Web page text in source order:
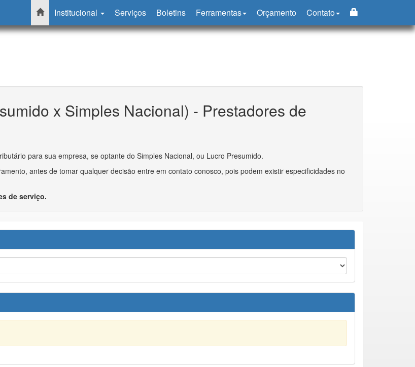
Institucional Serviços Boletins Ferramentas Orçamento Contato
x Simples Nacional) - Prestadores de
para sua empresa, se optante do Simples Nacional, ou Lucro Presumido.
antes de tomar qualquer decisão entre em contato conosco, pois podem existir especificidades no
de serviço.